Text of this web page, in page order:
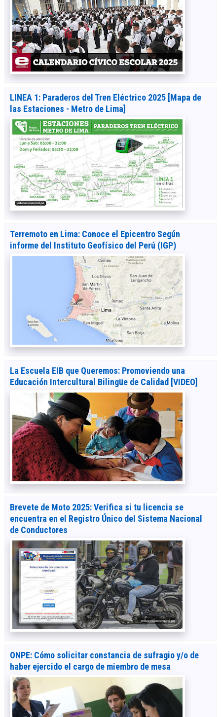
LINEA 1: Paraderos del Tren Eléctrico 2025 [Mapa de
las Estaciones - Metro de Lima]
Terremoto en Lima: Conoce el Epicentro Según
informe del Instituto Geofísico del Perú (IGP)
La Escuela EIB que Queremos: Promoviendo una
Educación Intercultural Bilingüe de Calidad [VIDEO]
Brevete de Moto 2025: Verifica si tu licencia se
encuentra en el Registro Único del Sistema Nacional
de Conductores
ONPE: Cómo solicitar constancia de sufragio y/o de
haber ejercido el cargo de miembro de mesa